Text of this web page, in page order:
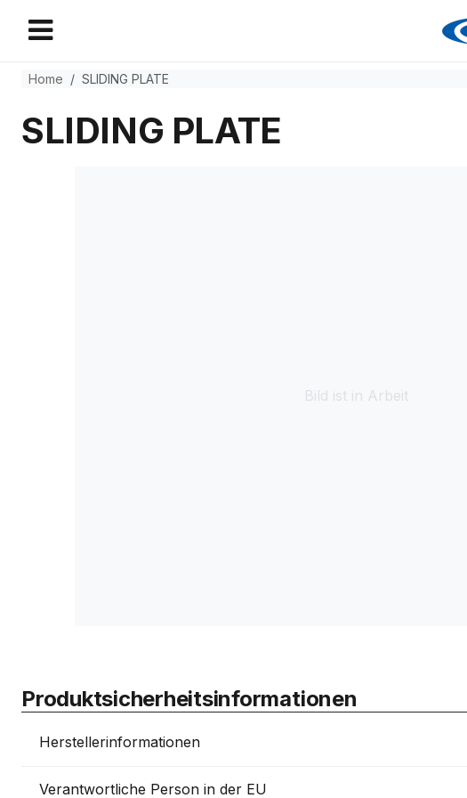
Home SLIDING PLATE
SLIDING PLATE
Bild ist in Arbeit
Produktsicherheitsinformationen
Herstellerinformationen
Verantwortliche Person in der EU